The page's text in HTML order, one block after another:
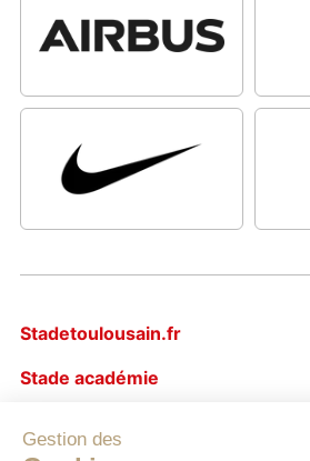
Gestion des
Stadetoulousain.fr
Stade académie